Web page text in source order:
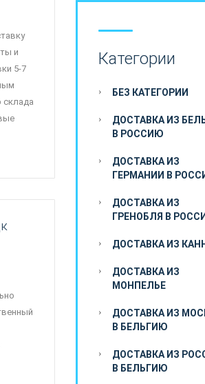
и
5-7
склада
Категории
БЕЗ КАТЕГОРИИ
ДОСТАВКА ИЗ
В РОССИЮ
ДОСТАВКА ИЗ
ГЕРМАНИИ В
ДОСТАВКА ИЗ
ГРЕНОБЛЯ В
ДОСТАВКА ИЗ КАНН
ДОСТАВКА ИЗ
МОНПЕЛЬЕ
ДОСТАВКА ИЗ
В БЕЛЬГИЮ
ДОСТАВКА ИЗ
В БЕЛЬГИЮ